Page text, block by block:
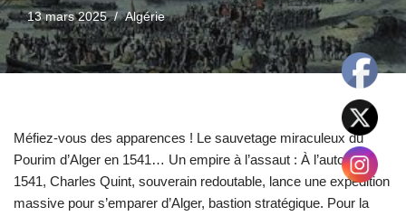
13 mars 2025 Algérie
Méfiez-vous des apparences ! Le sauvetage miraculeux du
Pourim d’Alger en 1541… Un empire à l’assaut : À l’automne
1541, Charles Quint, souverain redoutable, lance une expédition
massive pour s’emparer d’Alger, bastion stratégique. Pour la